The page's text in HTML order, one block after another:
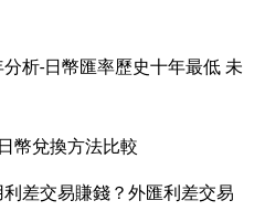
析-日幣匯率歷史十年最低 未
幣兌換方法比較
差交易賺錢？外匯利差交易